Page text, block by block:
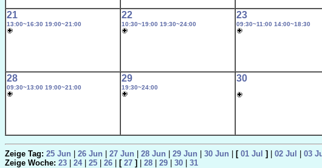
21
13:00~16:30 19:00~21:00
22
10:30~19:00 19:30~24:00
23
09:30~11:00 14:00~18:30
28
09:30~13:00 19:00~21:00
29
19:30~24:00
30
Zeige Tag: 25 Jun 26 Jun 27 Jun 28 Jun 29 Jun 30 Jun [ 01 Jul ] 02 Jul 03
Zeige Woche: 23 24| 25 26 [ 27 ] 28 29 30
31